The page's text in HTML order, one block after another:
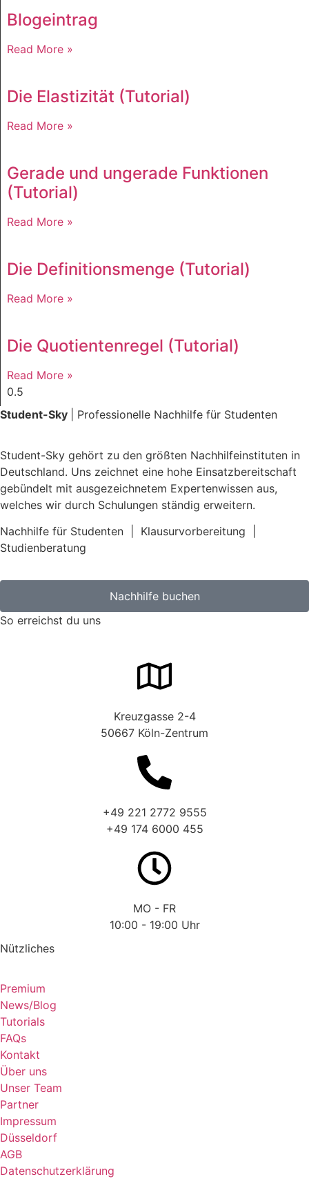
Blogeintrag
Read More »
Die Elastizität (Tutorial)
Read More »
Gerade und ungerade Funktionen
(Tutorial)
Read More »
Die Definitionsmenge (Tutorial)
Read More »
Die Quotientenregel (Tutorial)
Read More »
Student-Sky | Professionelle Nachhilfe für Studenten
Student-Sky gehört zu den größten Nachhilfeinstituten in
Deutschland. Uns zeichnet eine hohe Einsatzbereitschaft
gebündelt mit ausgezeichnetem Expertenwissen aus,
welches wir durch Schulungen ständig erweitern.
Nachhilfe für Studenten
Klausurvorbereitung
Studienberatung
Nachhilfe buchen
So erreichst du uns
Kreuzgasse 2-4
50667 Köln-Zentrum
+49 221 2772 9555
+49 174 6000 455
MO - FR
10:00 - 19:00 Uhr
Nützliches
Premium
News/Blog
Tutorials
FAQs
Kontakt
Über uns
Unser Team
Partner
Impressum
Düsseldorf
AGB
Datenschutzerklärung